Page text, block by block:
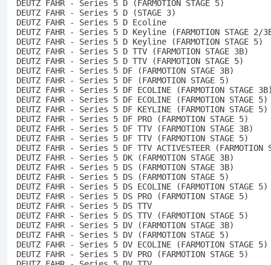
DEUTZ FAHR - Series 5 D (FARMOTION STAGE 5)
DEUTZ FAHR - Series 5 D (STAGE 3)
DEUTZ FAHR - Series 5 D Ecoline
DEUTZ FAHR - Series 5 D Keyline (FARMOTION STAGE 2/
DEUTZ FAHR - Series 5 D Keyline (FARMOTION STAGE 5)
DEUTZ FAHR - Series 5 D TTV (FARMOTION STAGE 3B)
DEUTZ FAHR - Series 5 D TTV (FARMOTION STAGE 5)
DEUTZ FAHR - Series 5 DF (FARMOTION STAGE 3B)
DEUTZ FAHR - Series 5 DF (FARMOTION STAGE 5)
DEUTZ FAHR - Series 5 DF ECOLINE (FARMOTION STAGE
DEUTZ FAHR - Series 5 DF ECOLINE (FARMOTION STAGE 5)
DEUTZ FAHR - Series 5 DF KEYLINE (FARMOTION STAGE 5)
DEUTZ FAHR - Series 5 DF PRO (FARMOTION STAGE 5)
DEUTZ FAHR - Series 5 DF TTV (FARMOTION STAGE 3B)
DEUTZ FAHR - Series 5 DF TTV (FARMOTION STAGE 5)
DEUTZ FAHR - Series 5 DF TTV ACTIVESTEER (FARMOTION
DEUTZ FAHR - Series 5 DK (FARMOTION STAGE 3B)
DEUTZ FAHR - Series 5 DS (FARMOTION STAGE 3B)
DEUTZ FAHR - Series 5 DS (FARMOTION STAGE 5)
DEUTZ FAHR - Series 5 DS ECOLINE (FARMOTION STAGE 5)
DEUTZ FAHR - Series 5 DS PRO (FARMOTION STAGE 5)
DEUTZ FAHR - Series 5 DS TTV
DEUTZ FAHR - Series 5 DS TTV (FARMOTION STAGE 5)
DEUTZ FAHR - Series 5 DV (FARMOTION STAGE 3B)
DEUTZ FAHR - Series 5 DV (FARMOTION STAGE 5)
DEUTZ FAHR - Series 5 DV ECOLINE (FARMOTION STAGE 5)
DEUTZ FAHR - Series 5 DV PRO (FARMOTION STAGE 5)